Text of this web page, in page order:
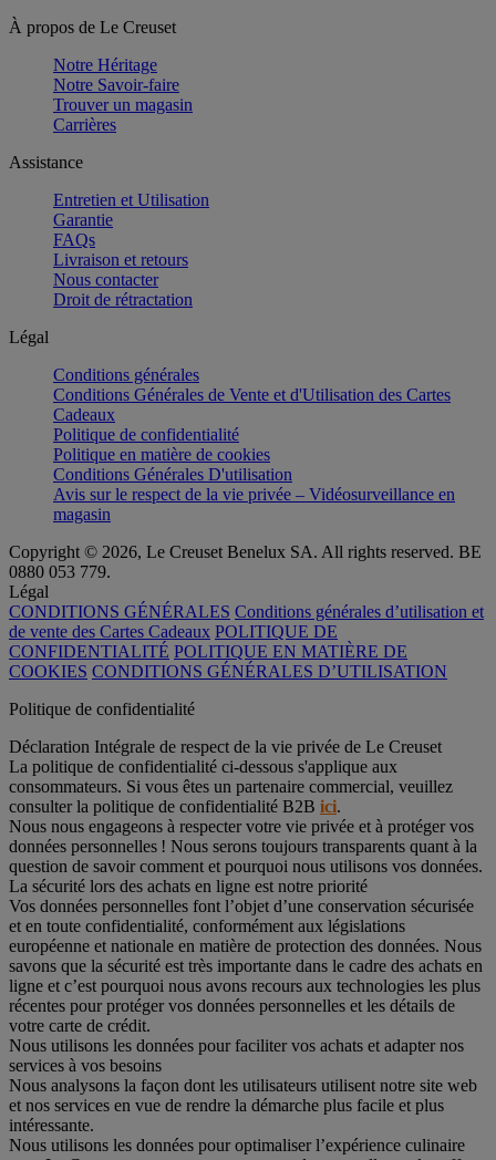
À propos de Le Creuset
Notre Héritage
Notre Savoir-faire
Trouver un magasin
Carrières
Assistance
Entretien et Utilisation
Garantie
FAQs
Livraison et retours
Nous contacter
Droit de rétractation
Légal
Conditions générales
Conditions Générales de Vente et d'Utilisation des Cartes
Cadeaux
Politique de confidentialité
Politique en matière de cookies
Conditions Générales D'utilisation
Avis sur le respect de la vie privée – Vidéosurveillance en
magasin
Copyright © 2026, Le Creuset Benelux SA. All rights reserved. BE
0880 053 779.
Légal
CONDITIONS GÉNÉRALES Conditions générales d’utilisation et
de vente des Cartes Cadeaux POLITIQUE DE
CONFIDENTIALITÉ POLITIQUE EN MATIÈRE DE
COOKIES CONDITIONS GÉNÉRALES D’UTILISATION
Politique de confidentialité
Déclaration Intégrale de respect de la vie privée de Le Creuset
La politique de confidentialité ci-dessous s'applique aux
consommateurs. Si vous êtes un partenaire commercial, veuillez
consulter la politique de confidentialité B2B ici.
Nous nous engageons à respecter votre vie privée et à protéger vos
données personnelles ! Nous serons toujours transparents quant à la
question de savoir comment et pourquoi nous utilisons vos données.
La sécurité lors des achats en ligne est notre priorité
Vos données personnelles font l’objet d’une conservation sécurisée
et en toute confidentialité, conformément aux législations
européenne et nationale en matière de protection des données. Nous
savons que la sécurité est très importante dans le cadre des achats en
ligne et c’est pourquoi nous avons recours aux technologies les plus
récentes pour protéger vos données personnelles et les détails de
votre carte de crédit.
Nous utilisons les données pour faciliter vos achats et adapter nos
services à vos besoins
Nous analysons la façon dont les utilisateurs utilisent notre site web
et nos services en vue de rendre la démarche plus facile et plus
intéressante.
Nous utilisons les données pour optimaliser l’expérience culinaire